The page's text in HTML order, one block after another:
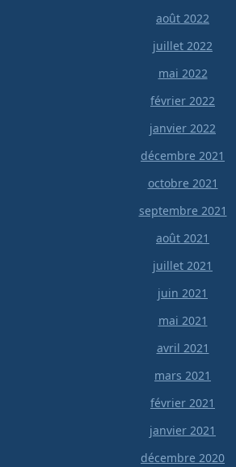
août 2022
juillet 2022
mai 2022
février 2022
janvier 2022
décembre 2021
octobre 2021
septembre 2021
août 2021
juillet 2021
juin 2021
mai 2021
avril 2021
mars 2021
février 2021
janvier 2021
décembre 2020